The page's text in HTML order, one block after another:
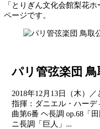
「とりぎん文化会館梨花
ページです。
パリ管弦楽団 鳥
2018年12月13日（木）
指揮：ダニエル・ハー
曲第6番 ヘ長調 op.68「
ニ長調「巨人」...